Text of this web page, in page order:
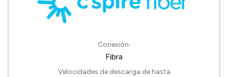
Conexión:
Fibra
Velocidades de descarga de hasta